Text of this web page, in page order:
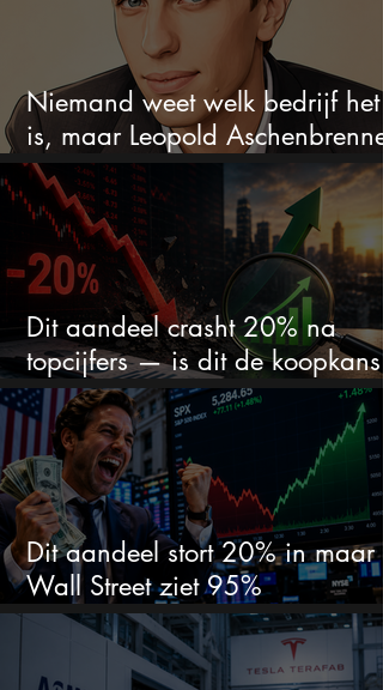
Niemand weet welk bedrijf het
is, maar Leopold Aschenbrenner
zet er nu $500 miljoen op
Dit aandeel crasht 20% na
topcijfers — is dit de koopkans
waar beleggers op wachtten?
Dit aandeel stort 20% in maar
Wall Street ziet 95%
koerspotentieel